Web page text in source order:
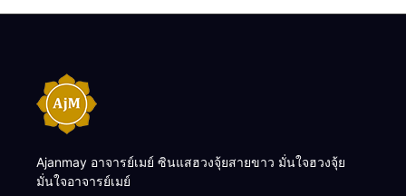
Ajanmay อาจารย์เมย์ ซินแสฮวงจุ้ยสายขาว มั่นใจฮวงจุ้ย
มั่นใจอาจารย์เมย์